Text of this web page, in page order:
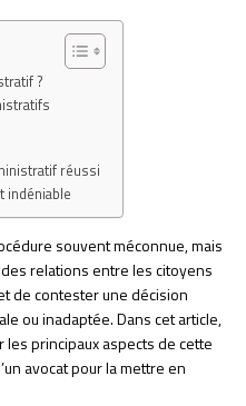
?
réussi
indéniable
souvent méconnue, mais
relations entre les citoyens
de contester une décision
ou inadaptée. Dans cet article,
principaux aspects de cette
avocat pour la mettre en